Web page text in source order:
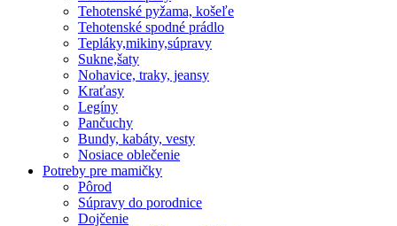
Tehotenské pyžama, košeľe
Tehotenské spodné prádlo
Tepláky,mikiny,súpravy
Sukne,šaty
Nohavice, traky, jeansy
Kraťasy
Legíny
Pančuchy
Bundy, kabáty, vesty
Nosiace oblečenie
Potreby pre mamičky
Pôrod
Súpravy do porodnice
Dojčenie